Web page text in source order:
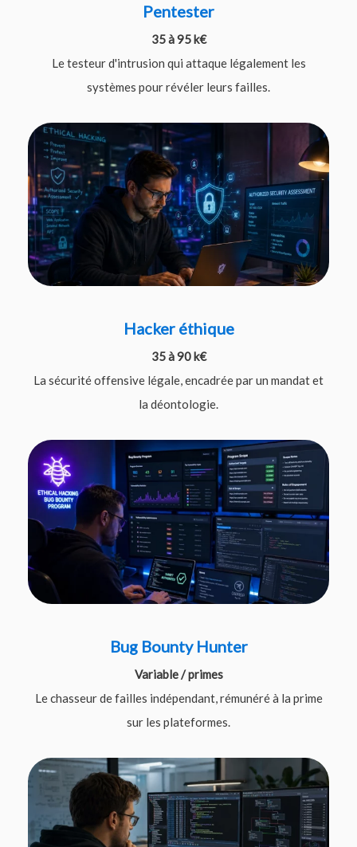
Pentester
35 à 95 k€
Le testeur d'intrusion qui attaque légalement les
systèmes pour révéler leurs failles.
Hacker éthique
35 à 90 k€
La sécurité offensive légale, encadrée par un mandat et
la déontologie.
Bug Bounty Hunter
Variable / primes
Le chasseur de failles indépendant, rémunéré à la prime
sur les plateformes.